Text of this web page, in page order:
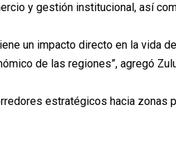
y gestión institucional, así
un impacto directo en la vida
de las regiones”, agregó
estratégicos hacia zonas